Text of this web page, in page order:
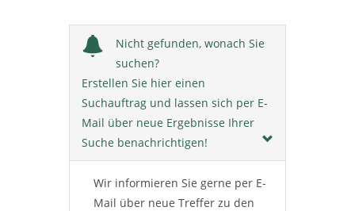
Nicht gefunden, wonach Sie
suchen?
Erstellen Sie hier einen
Suchauftrag und lassen sich per E-
Mail über neue Ergebnisse Ihrer
Suche benachrichtigen!
Wir informieren Sie gerne per E-
Mail über neue Treffer zu den